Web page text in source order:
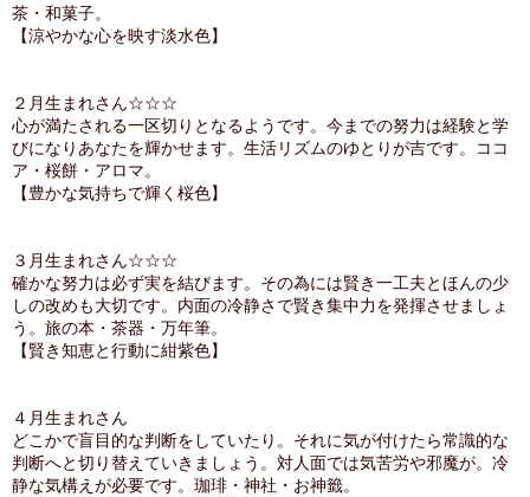
茶・和菓子。
【涼やかな心を映す淡水色】
２月生まれさん☆☆☆
心が満たされる一区切りとなるようです。今までの努力は経験と学
びになりあなたを輝かせます。生活リズムのゆとりが吉です。ココ
ア・桜餅・アロマ。
【豊かな気持ちで輝く桜色】
３月生まれさん☆☆☆
確かな努力は必ず実を結びます。その為には賢き一工夫とほんの少
しの改めも大切です。内面の冷静さで賢き集中力を発揮させましょ
う。旅の本・茶器・万年筆。
【賢き知恵と行動に紺紫色】
４月生まれさん
どこかで盲目的な判断をしていたり。それに気が付けたら常識的な
判断へと切り替えていきましょう。対人面では気苦労や邪魔が。冷
静な気構えが必要です。珈琲・神社・お神籤。